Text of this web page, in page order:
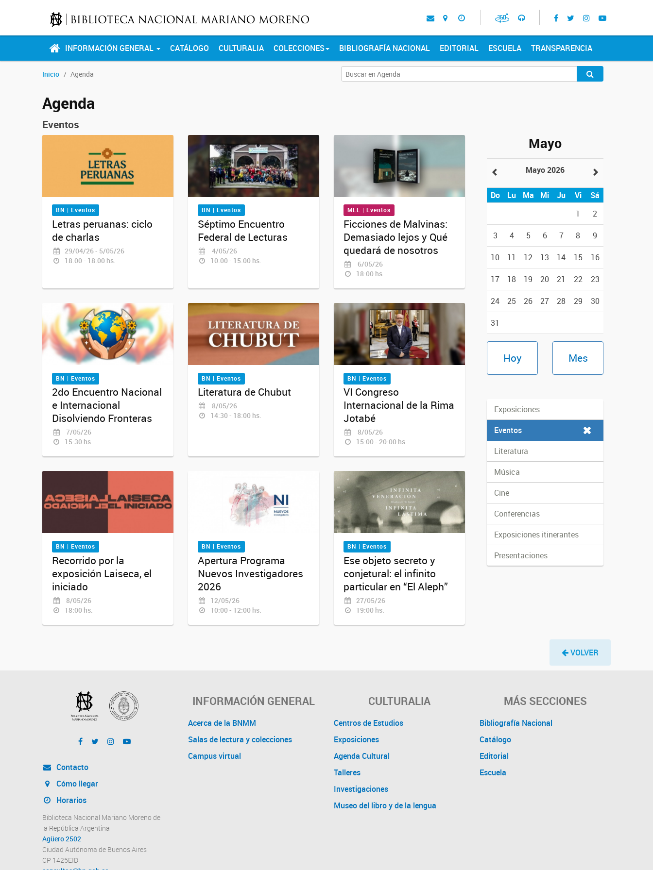
INFORMACIÓN GENERAL CATÁLOGO CULTURALIA COLECCIONES BIBLIOGRAFÍA NACIONAL EDITORIAL ESCUELA TRANSPARENCIA
Inicio Agenda
Agenda
Eventos
BN | Eventos
Letras peruanas: ciclo
de charlas
29/04/26 - 5/05/26
18:00 - 18:00 hs.
BN | Eventos
Séptimo Encuentro
Federal de Lecturas
4/05/26
10:00 - 15:00 hs.
MLL | Eventos
Ficciones de Malvinas:
Demasiado lejos y Qué
quedará de nosotros
6/05/26
18:00 hs.
BN | Eventos
2do Encuentro Nacional
e Internacional
Disolviendo Fronteras
7/05/26
15:30 hs.
BN | Eventos
Literatura de Chubut
8/05/26
14:30 - 18:00 hs.
BN | Eventos
VI Congreso
Internacional de la Rima
Jotabé
8/05/26
15:00 - 20:00 hs.
BN | Eventos
Recorrido por la
exposición Laiseca, el
iniciado
8/05/26
18:00 hs.
BN | Eventos
Apertura Programa
Nuevos Investigadores
2026
12/05/26
10:00 - 12:00 hs.
BN | Eventos
Ese objeto secreto y
conjetural: el infinito
particular en “El Aleph”
27/05/26
19:00 hs.
Mayo
Mayo 2026
Do Lu Ma Mi Ju Vi
Sá
1
2
3 4 5 6 7 8 9
10 11 12 13 14 15 16
17 18 19 20 21 22 23
24 25 26 27 28 29 30
31
Hoy Mes
Exposiciones
Eventos
Literatura
Música
Cine
Conferencias
Exposiciones itinerantes
Presentaciones
VOLVER
Contacto
Cómo llegar
Horarios
Biblioteca Nacional Mariano Moreno de
la República Argentina
Agüero 2502
Ciudad Autónoma de Buenos Aires
CP 1425EID
INFORMACIÓN GENERAL
Acerca de la BNMM
Salas de lectura y colecciones
Campus virtual
CULTURALIA
Centros de Estudios
Exposiciones
Agenda Cultural
Talleres
Investigaciones
Museo del libro y de la lengua
MÁS SECCIONES
Bibliografía Nacional
Catálogo
Editorial
Escuela